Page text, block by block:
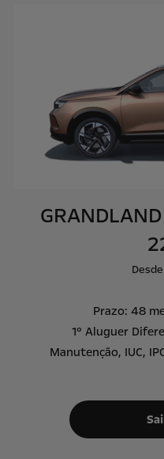
Prazo: 48
1º Aluguer
Manutenção, IUC,